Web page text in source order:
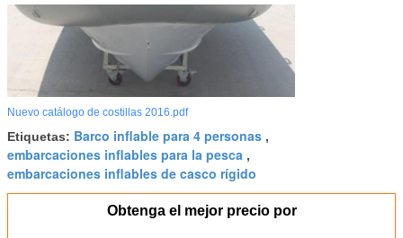
Nuevo catálogo de costillas 2016.pdf
Etiquetas: Barco inflable para 4 personas ,
embarcaciones inflables para la pesca ,
embarcaciones inflables de casco rígido
Obtenga el mejor precio por